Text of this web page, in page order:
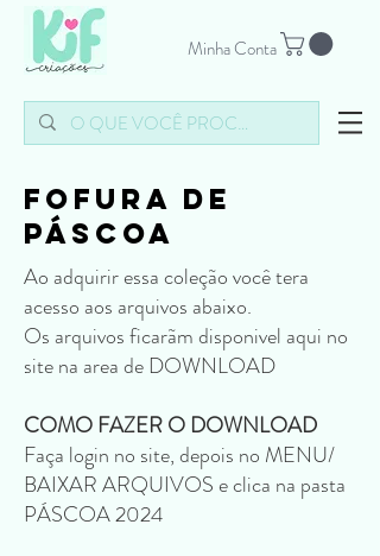
Minha Conta
FOFURA DE
PÁSCOA
Ao adquirir essa coleção você tera
acesso aos arquivos abaixo.
Os arquivos ficarãm disponivel aqui no
site na area de DOWNLOAD
COMO FAZER O DOWNLOAD
Faça login no site, depois no MENU/
BAIXAR ARQUIVOS e clica na pasta
PÁSCOA 2024